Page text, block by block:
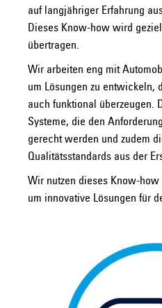
auf langjähriger Erfahrung
Dieses Know-how wird
übertragen.
Wir arbeiten eng mit
um Lösungen zu entwickeln,
auch funktional überzeugen.
Systeme, die den
gerecht werden und zudem
Qualitätsstandards aus der
Wir nutzen dieses Know-
um innovative Lösungen für